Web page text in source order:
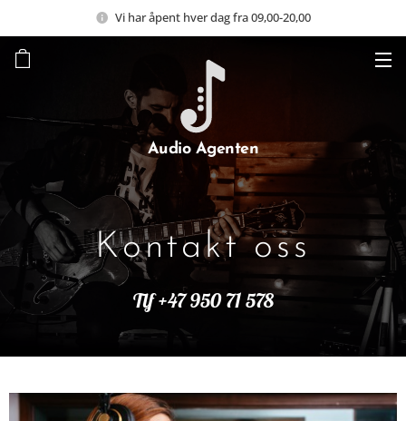
Vi har åpent hver dag fra 09,00-20,00
Audio Agenten
Kontakt oss
Tlf +47 950 71 578